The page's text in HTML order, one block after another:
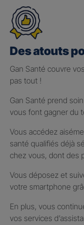
Des atouts
Gan Santé couvre
pas tout !
Gan Santé prend
vous font gagner du
Vous accédez
santé qualifiés déjà
chez vous, dont des
Vous déposez et
votre smartphone
En plus, vous
vos services